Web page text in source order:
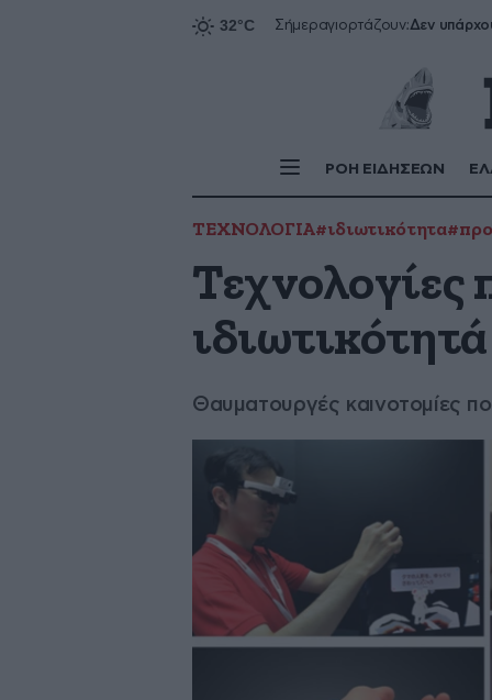
Σήμεραγιορτάζουν:Δεν
ΡΟΗ ΕΙΔΗΣΕΩΝ
ΤΕΧΝΟΛΟΓΙΑ#ιδιωτικότητα
Τεχνολογίες
Θαυματουργές καινοτομίες